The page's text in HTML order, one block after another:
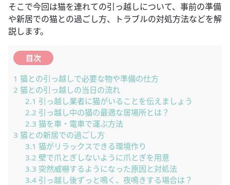
そこで今回は猫を連れての引っ越しについて、事前の準備
や新居での猫との過ごし方、トラブルの対処方法などを解
説します。
目次
1 猫との引っ越しで必要な物や準備の仕方
2 猫との引っ越しの当日の流れ
2.1 引っ越し業者に猫がいることを伝えましょう
2.2 引っ越し中の猫の最適な居場所とは？
2.3 猫を車・電車で運ぶ方法
3 猫との新居での過ごし方
3.1 猫がリラックスできる環境作り
3.2 壁で爪とぎしないように爪とぎを用意
3.3 突然威嚇するようになった原因と対処法
3.4引っ越し後ずっと鳴く、夜鳴きする場合は？